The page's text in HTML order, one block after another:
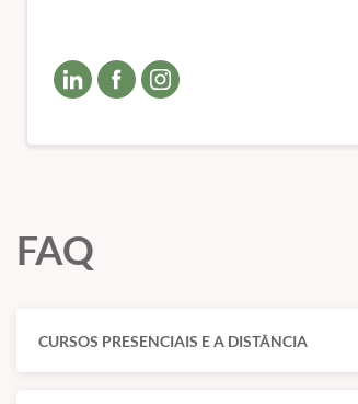
FAQ
CURSOS PRESENCIAIS E A DISTÂNCIA